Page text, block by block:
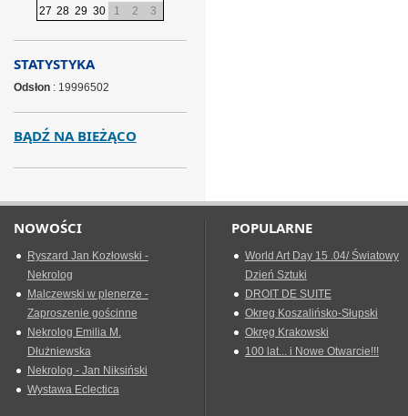
27 28 29 30 1 2 3
STATYSTYKA
Odsłon: 19996502
BĄDŹ NA BIEŻĄCO
NOWOŚCI
Ryszard Jan Kozłowski -
Nekrolog
Malczewski w plenerze -
Zaproszenie gościnne
Nekrolog Emilia M.
Dłużniewska
Nekrolog - Jan Niksiński
Wystawa Eclectica
POPULARNE
World Art Day 15 .04/ Światowy
Dzień Sztuki
DROIT DE SUITE
Okreg Koszalińsko-Słupski
Okręg Krakowski
100 lat... i Nowe Otwarcie!!!